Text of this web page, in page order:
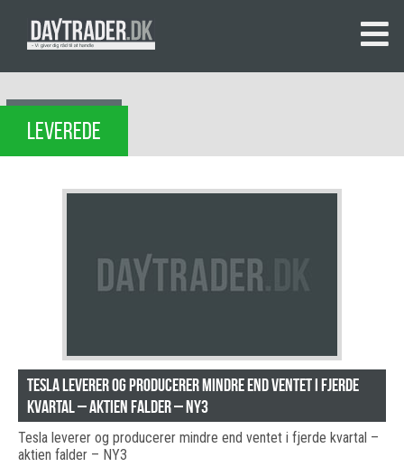
LEVEREDE
Tesla leverer og producerer mindre end ventet i fjerde
kvartal – aktien falder – NY3
Tesla leverer og producerer mindre end ventet i fjerde kvartal –
aktien falder – NY3